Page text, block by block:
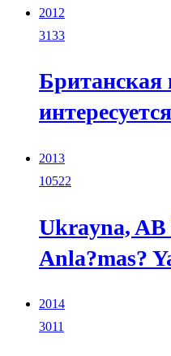
2012
3133
Британская
2013
10522
Ukrayna, AB
Anla?mas?
2014
3011